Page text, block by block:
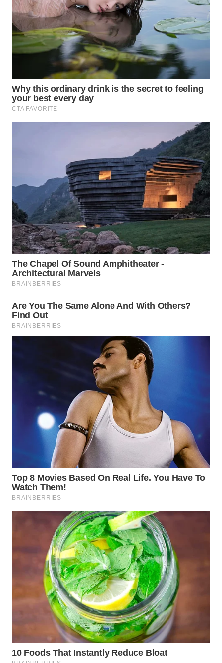
WN
PRIANGAN
TIMUR
SEMARANG
WN
SOLO
MADURA
WN
SURABAYA
WN
NATUNA
WN
WN
MANDALIKA
WN
LABUANBAJO
Wahana
Media
Group
WAHANA
WAHANA
WAHANA
ADVOKAT
WAHANA
INFRASTRUKTUR
WAHANA